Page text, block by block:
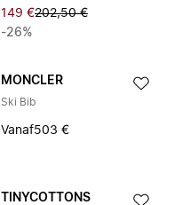
149 €202,50 €
-26%
MONCLER
Ski Bib
Vanaf503 €
TINYCOTTONS